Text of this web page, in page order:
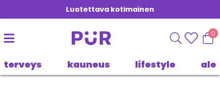
Luotettava kotimainen
0
terveys kauneus lifestyle ale